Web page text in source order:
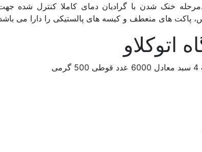
خنک شدن با گرادیان دمای کاملا کنترل شده جهت
های منعطف و کیسه های پالستیکی را دارا می